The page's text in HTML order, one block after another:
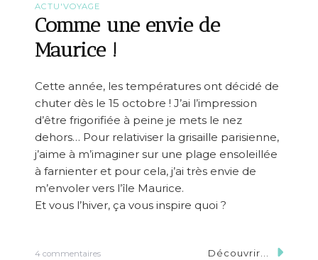
ACTU'VOYAGE
Comme une envie de
Maurice !
Cette année, les températures ont décidé de
chuter dès le 15 octobre ! J’ai l’impression
d’être frigorifiée à peine je mets le nez
dehors… Pour relativiser la grisaille parisienne,
j’aime à m’imaginer sur une plage ensoleillée
à farnienter et pour cela, j’ai très envie de
m’envoler vers l’île Maurice.
Et vous l’hiver, ça vous inspire quoi ?
4 commentairess
Découvrir...